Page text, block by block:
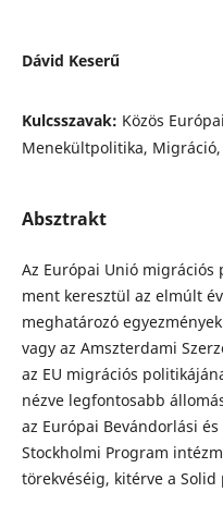
Dávid Keserű
Kulcsszavak: Közös
Menekültpolitika,
Absztrakt
Az Európai Unió
ment keresztül az elmúlt
meghatározó
vagy az Amszterdami
az EU migrációs
nézve legfontosabb
az Európai Bevándorlási
Stockholmi Program
törekvéséig, kitérve a